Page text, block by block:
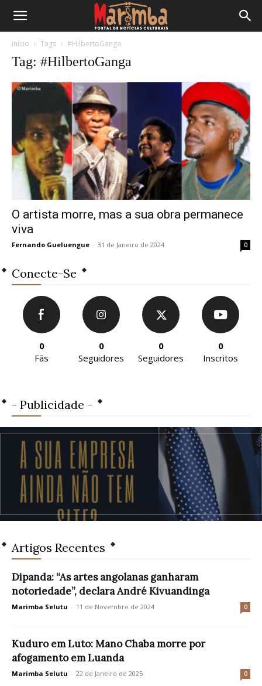
Início Tags #HilbertoGanga
Tag: #HilbertoGanga
O artista morre, mas a sua obra permanece
viva
Fernando Gueluengue - 31 de Janeiro de 2024 0
Conecte-Se
0
Fãs
0
Seguidores
0
Seguidores
0
Inscritos
- Publicidade -
Artigos Recentes
Dipanda: “As artes angolanas ganharam
notoriedade”, declara André Kivuandinga
Marimba Selutu - 11 de Novembro de 2024 0
Kuduro em Luto: Mano Chaba morre por
afogamento em Luanda
Marimba Selutu - 22 de Janeiro de 2025 0